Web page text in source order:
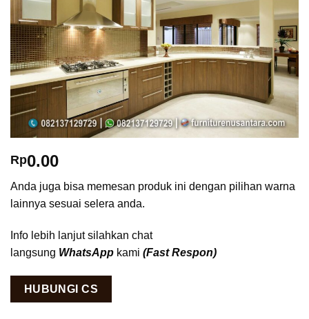
Rp0.00
Anda juga bisa memesan produk ini dengan pilihan warna
lainnya sesuai selera anda.
Info lebih lanjut silahkan chat
langsung WhatsApp kami (Fast Respon)
HUBUNGI CS